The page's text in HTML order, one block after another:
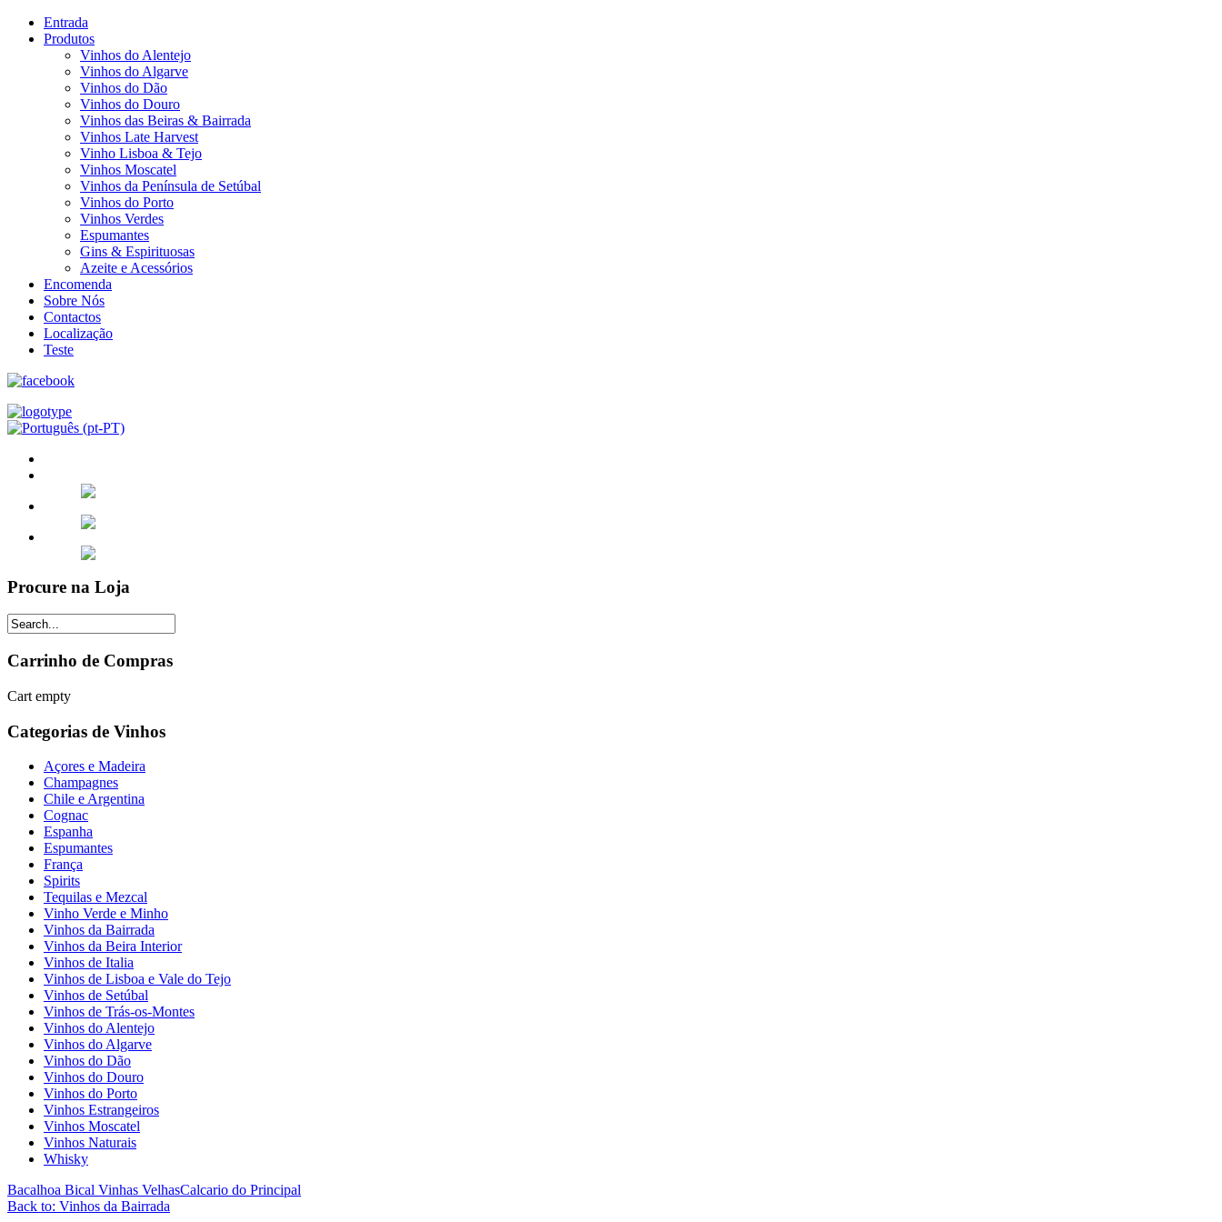
Entrada
Produtos
Vinhos do Alentejo
Vinhos do Algarve
Vinhos do Dão
Vinhos do Douro
Vinhos das Beiras & Bairrada
Vinhos Late Harvest
Vinho Lisboa & Tejo
Vinhos Moscatel
Vinhos da Península de Setúbal
Vinhos do Porto
Vinhos Verdes
Espumantes
Gins & Espirituosas
Azeite e Acessórios
Encomenda
Sobre Nós
Contactos
Localização
Teste
Procure na Loja
Carrinho de Compras
Cart empty
Categorias de Vinhos
Açores e Madeira
Champagnes
Chile e Argentina
Cognac
Espanha
Espumantes
França
Spirits
Tequilas e Mezcal
Vinho Verde e Minho
Vinhos da Bairrada
Vinhos da Beira Interior
Vinhos de Italia
Vinhos de Lisboa e Vale do Tejo
Vinhos de Setúbal
Vinhos de Trás-os-Montes
Vinhos do Alentejo
Vinhos do Algarve
Vinhos do Dão
Vinhos do Douro
Vinhos do Porto
Vinhos Estrangeiros
Vinhos Moscatel
Vinhos Naturais
Whisky
Bacalhoa Bical Vinhas VelhasCalcario do Principal
Back to: Vinhos da Bairrada